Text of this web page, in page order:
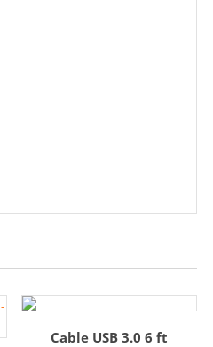
Cable USB 3.0 6 ft